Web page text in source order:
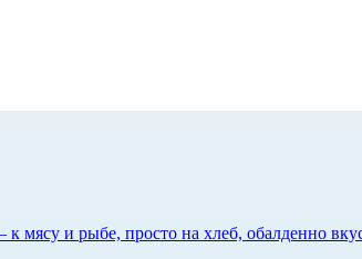
мясу и рыбе, просто на хлеб, обалденно